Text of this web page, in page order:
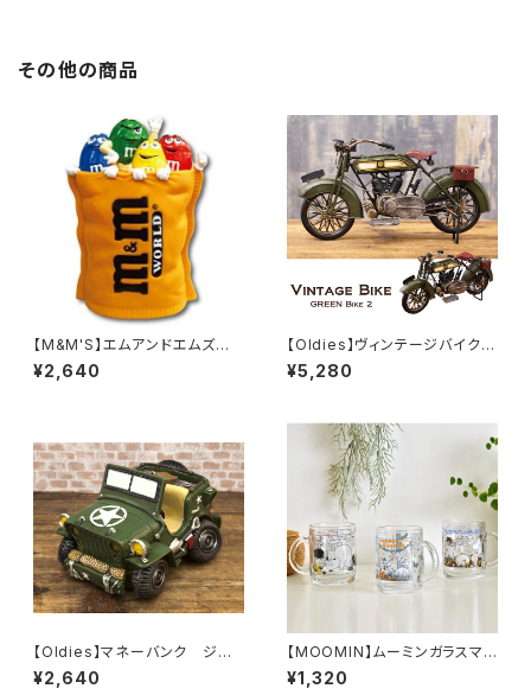
その他の商品
【M&M'S】エムアンドエムズ ソ
フビバンク
¥2,640
【Oldies】ヴィンテージバイク
（GREEN2/1204E-2971）
¥5,280
【Oldies】マネーバンク ジー
プ（GR/GA406G）
¥2,640
【MOOMIN】ムーミンガラスマグ
（コミックス）
¥1,320